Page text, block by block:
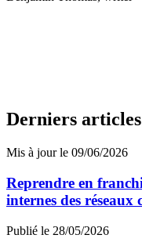
Derniers articles
Mis à jour le 09/06/2026
Reprendre en
internes des
Publié le 28/05/2026